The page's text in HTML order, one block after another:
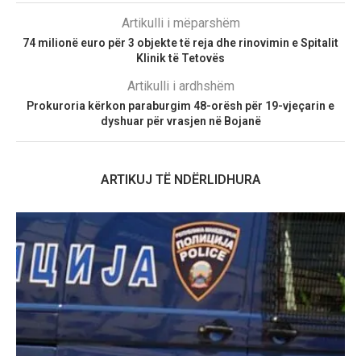
Artikulli i mëparshëm
74 milionë euro për 3 objekte të reja dhe rinovimin e Spitalit
Klinik të Tetovës
Artikulli i ardhshëm
Prokuroria kërkon paraburgim 48-orësh për 19-vjeçarin e
dyshuar për vrasjen në Bojanë
ARTIKUJ TË NDËRLIDHURA